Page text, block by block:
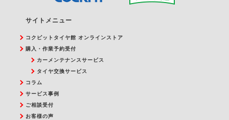
サイトメニュー
コクピットタイヤ館 オンラインストア
購入・作業予約受付
カーメンテナンスサービス
タイヤ交換サービス
コラム
サービス事例
ご相談受付
お客様の声